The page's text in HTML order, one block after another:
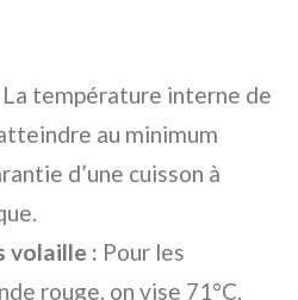
La température interne de
au minimum
d’une cuisson à
volaille : Pour les
rouge, on vise 71°C.